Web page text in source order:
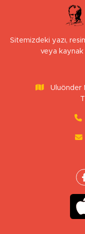
Sitemizdeki yazı,
veya kaynak
Uluönder